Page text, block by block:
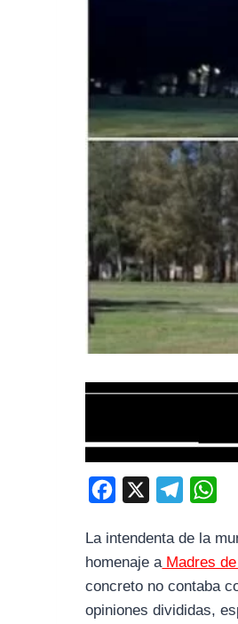
c
e
b
l
e
g
a
t
s
La intendenta de la
homenaje aMadres
concreto no contaba
opiniones divididas,